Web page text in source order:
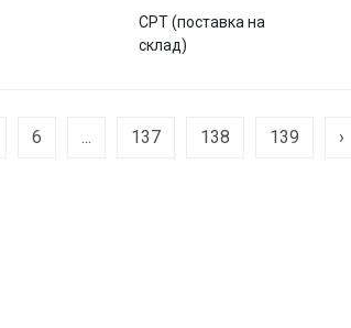
CPT (поставка на
склад)
6 ... 137 138 139 ›